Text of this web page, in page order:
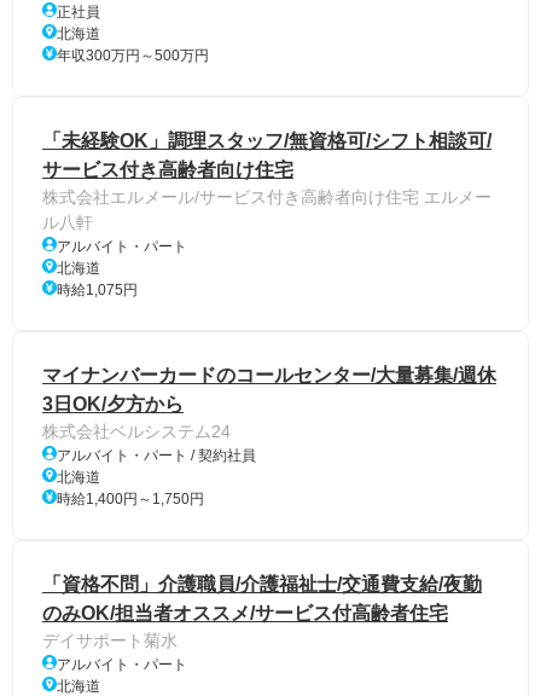
正社員
北海道
年収300万円～500万円
「未経験OK」調理スタッフ/無資格可/シフト相談可/
サービス付き高齢者向け住宅
株式会社エルメール/サービス付き高齢者向け住宅 エルメー
ル八軒
アルバイト・パート
北海道
時給1,075円
マイナンバーカードのコールセンター/大量募集/週休
3日OK/夕方から
株式会社ベルシステム24
アルバイト・パート / 契約社員
北海道
時給1,400円～1,750円
「資格不問」介護職員/介護福祉士/交通費支給/夜勤
のみOK/担当者オススメ/サービス付高齢者住宅
デイサポート菊水
アルバイト・パート
北海道